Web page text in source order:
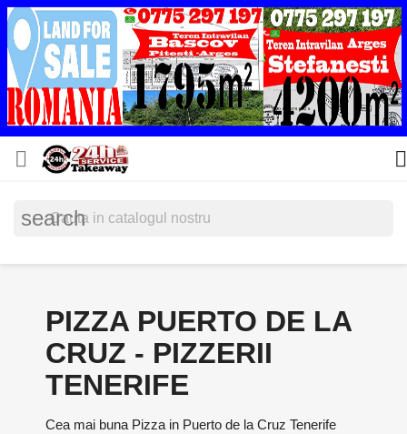
 
search
PIZZA PUERTO DE LA
CRUZ - PIZZERII
TENERIFE
Cea mai buna Pizza in Puerto de la Cruz Tenerife